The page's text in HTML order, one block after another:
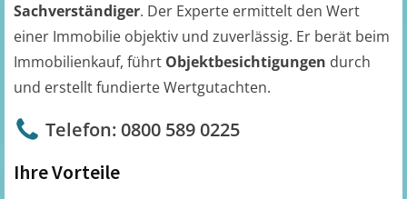
Sachverständiger. Der Experte ermittelt den Wert
einer Immobilie objektiv und zuverlässig. Er berät beim
Immobilienkauf, führt Objektbesichtigungen durch
und erstellt fundierte Wertgutachten.
Telefon: 0800 589 0225
Ihre Vorteile